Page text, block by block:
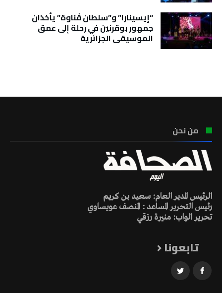
“إيسينارا” و”سلطان ڤناوة” يأخذان
جمهور بوقرنين في رحلة إلى عمق
الموسيقى الجزائرية
من نحن
الرئيس المدير العام: سعيد بن كريم
رئيس التحرير المساعد : المنصف عويساوي
تحرير الواب: منيرة رزقي
تابعونا